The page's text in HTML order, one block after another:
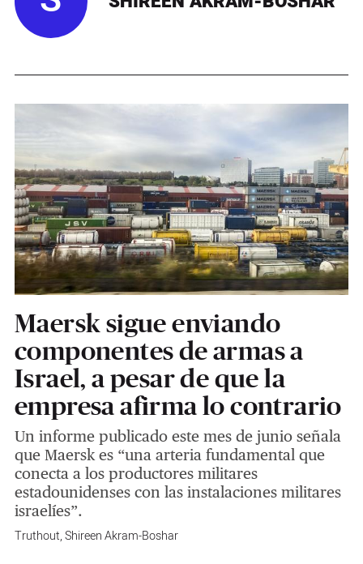
Maersk sigue enviando
componentes de armas a
Israel, a pesar de que la
empresa afirma lo contrario
Un informe publicado este mes de junio señala
que Maersk es “una arteria fundamental que
conecta a los productores militares
estadounidenses con las instalaciones militares
israelíes”.
Truthout,Shireen Akram-Boshar